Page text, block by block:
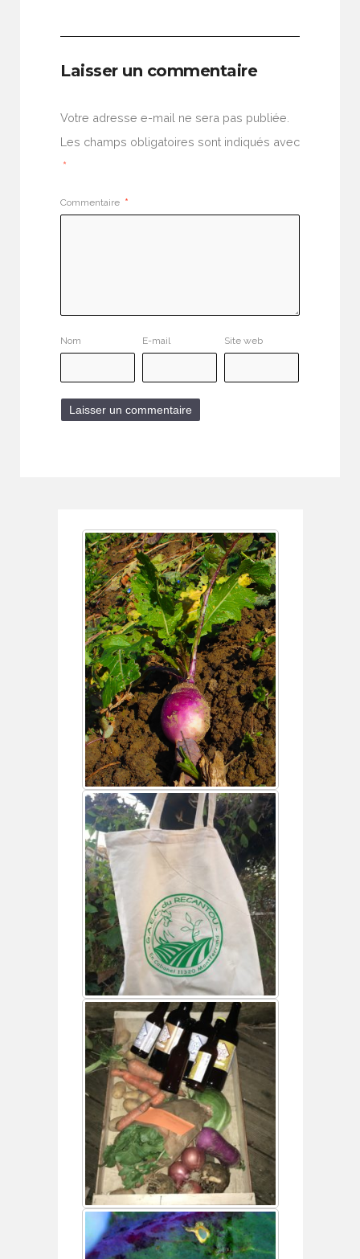
Laisser un commentaire
Votre adresse e-mail ne sera pas publiée.
Les champs obligatoires sont indiqués avec
*
Commentaire *
Nom E-mail Site web